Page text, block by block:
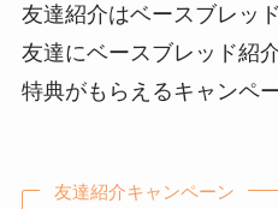
友達紹介はベースブレッ
友達にベースブレッド紹
特典がもらえるキャンペー
友達紹介キャンペーン